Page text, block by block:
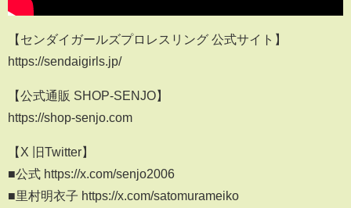
【センダイガールズプロレスリング 公式サイト】
https://sendaigirls.jp/
【公式通販 SHOP-SENJO】
https://shop-senjo.com
【X 旧Twitter】
■公式 https://x.com/senjo2006
■里村明衣子 https://x.com/satomurameiko